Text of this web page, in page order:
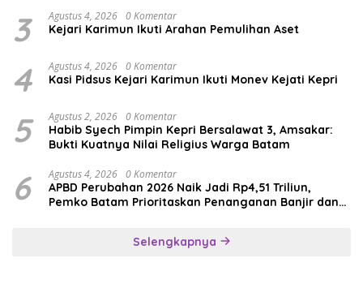
3 Agustus 4, 2026 0 Komentar
Kejari Karimun Ikuti Arahan Pemulihan Aset
4 Agustus 4, 2026 0 Komentar
Kasi Pidsus Kejari Karimun Ikuti Monev Kejati Kepri
5 Agustus 2, 2026 0 Komentar
Habib Syech Pimpin Kepri Bersalawat 3, Amsakar:
Bukti Kuatnya Nilai Religius Warga Batam
6 Agustus 4, 2026 0 Komentar
APBD Perubahan 2026 Naik Jadi Rp4,51 Triliun,
Pemko Batam Prioritaskan Penanganan Banjir dan
Selengkapnya